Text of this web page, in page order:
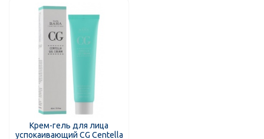
Крем-гель для лица
успокаивающий CG Centella